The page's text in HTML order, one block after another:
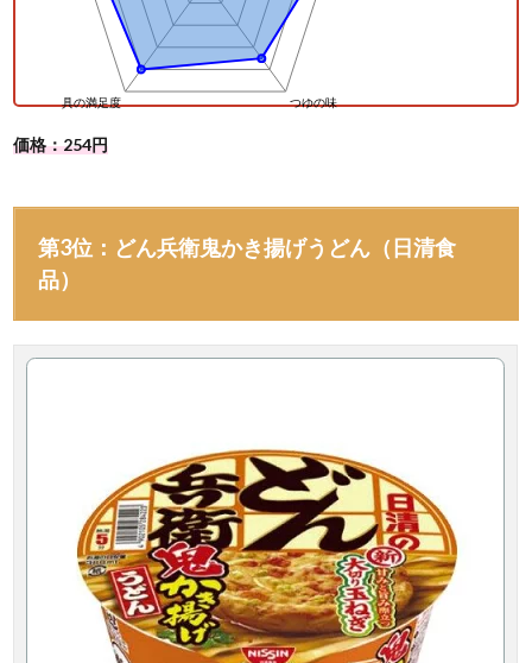
価格：254円
第3位：どん兵衛鬼かき揚げうどん（日清食
品）